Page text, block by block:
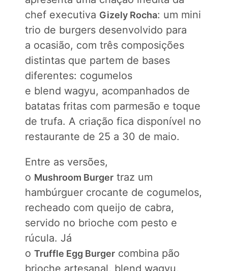
chef executiva Gizely Rocha: um mini
trio de burgers desenvolvido para
a ocasião, com três composições
distintas que partem de bases
diferentes: cogumelos
e blend wagyu, acompanhados de
batatas fritas com parmesão e toque
de trufa. A criação fica disponível no
restaurante de 25 a 30 de maio.
Entre as versões,
o Mushroom Burger traz um
hambúrguer crocante de cogumelos,
recheado com queijo de cabra,
servido no brioche com pesto e
rúcula. Já
o Truffle Egg Burger combina pão